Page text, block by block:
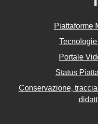
Piattaforme
Portale
Status
Conservazione,